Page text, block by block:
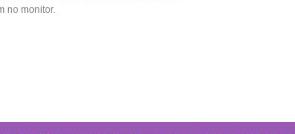
no monitor.